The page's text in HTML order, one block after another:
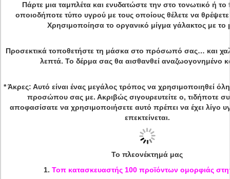
Πάρτε μια ταμπλέτα και ενυδατώστε την στο τονωτικό ή
οποιοδήποτε τύπο υγρού με τους οποίους θέλετε να
Χρησιμοποίησα το οργανικό μίγμα γάλακτος με το
Προσεκτικά τοποθετήστε τη μάσκα στο πρόσωπό σας… και
λεπτά. Το δέρμα σας θα αισθανθεί αναζωογονημένο
* Άκρες: Αυτό είναι ένας μεγάλος τρόπος να χρησιμοποιηθεί
προσώπου σας με. Ακριβώς σιγουρευτείτε ο, τιδήποτε
αποφασίσατε να χρησιμοποιήσετε αυτό πρέπει να έχει λίγο
επεκτείνεται.
Το πλεονέκτημά μας
1. Τοπ κατασκευαστής 100 προϊόντων ομορφιάς